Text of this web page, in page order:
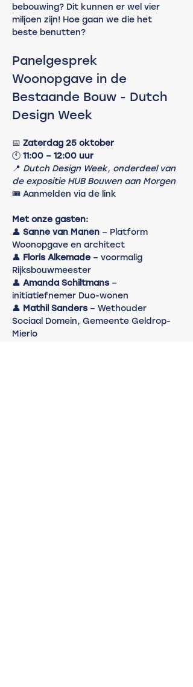
bebouwing? Dit kunnen er wel vier
miljoen zijn! Hoe gaan we die het
beste benutten?
Panelgesprek
Woonopgave in de
Bestaande Bouw - Dutch
Design Week
📅 Zaterdag 25 oktober
🕚 11:00 – 12:00 uur
📍 Dutch Design Week, onderdeel van
de expositie HUB Bouwen aan Morgen
🎟️ Aanmelden via de link
Met onze gasten:
👤 Sanne van Manen – Platform
Woonopgave en architect
👤 Floris Alkemade – voormalig
Rijksbouwmeester
👤 Amanda Schiltmans –
initiatiefnemer Duo-wonen
👤 Mathil Sanders – Wethouder
Sociaal Domein, Gemeente Geldrop-
Mierlo